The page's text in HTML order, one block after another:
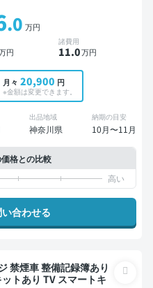
.0 万円
円
諸費用
11.0万円
月々 20,900 円
※金額は変更できます。
出品地域
神奈川県
納期の目安
10月〜11月
格との比較
合わせる
トあり TV スマートキ